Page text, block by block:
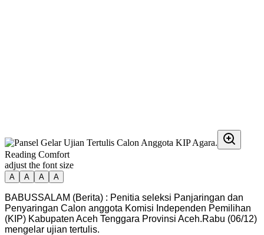
Reading Comfort
adjust the font size
A A A A
BABUSSALAM (Berita) : Penitia seleksi Panjaringan dan
Penyaringan Calon anggota Komisi Independen Pemilihan
(KIP) Kabupaten Aceh Tenggara Provinsi Aceh.Rabu (06/12)
mengelar ujian tertulis.